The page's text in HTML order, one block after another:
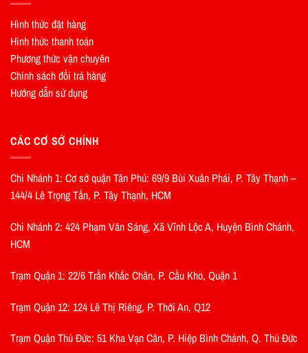
Hình thức đặt hàng
Hình thức thanh toán
Phương thức vận chuyên
Chính sách đổi trả hàng
Hướng dẫn sử dụng
CÁC CƠ SỞ CHÍNH
Chi Nhánh 1: Cơ sở quận Tân Phú: 69/9 Bùi Xuân Phái, P. Tây Thạnh –
144/4 Lê Trọng Tấn, P. Tây Thạnh, HCM
Chi Nhánh 2: 424 Phạm Văn Sáng, Xã Vĩnh Lộc A, Huyện Bình Chánh,
HCM
Trạm Quận 1: 22/6 Trần Khắc Chân, P. Cầu Kho, Quận 1
Trạm Quận 12: 124 Lê Thị Riêng, P. Thới An, Q12
Trạm Quận Thủ Đức: 51 Kha Vạn Cân, P. Hiệp Bình Chánh, Q. Thủ Đức